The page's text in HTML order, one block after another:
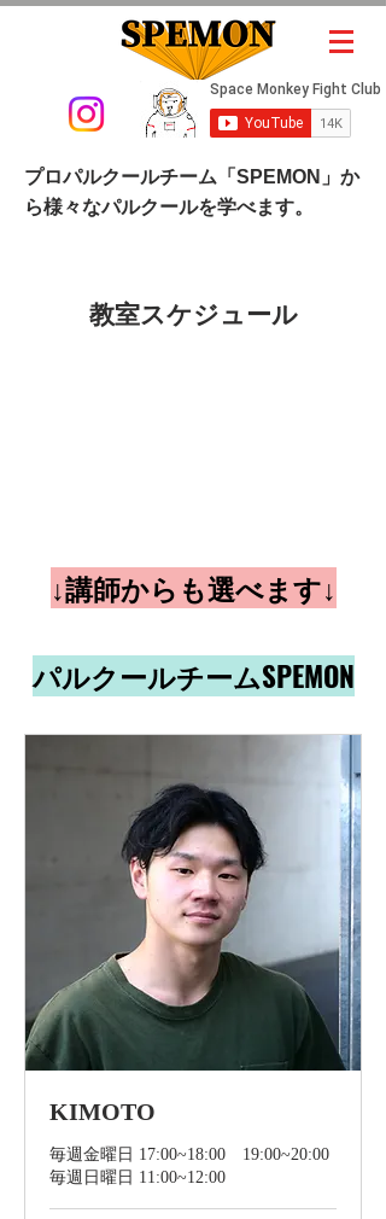
​プロパルクールチーム「SPEMON」か
ら様々なパルクールを学べます。
教室スケジュール
↓​講師からも選べます↓
パルクールチームSPEMON
KIMOTO
毎週金曜日 17:00~18:00 19:00~20:00
毎週日曜日 11:00~12:00